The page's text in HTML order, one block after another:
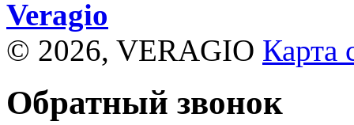
Veragio
© 2026, VERAGIO Карта
Обратный звонок